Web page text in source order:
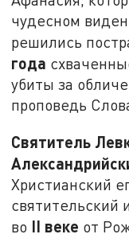
чудесном
решились
года
убиты за
проповедь
Святитель
Христианский
святительский
во II веке от